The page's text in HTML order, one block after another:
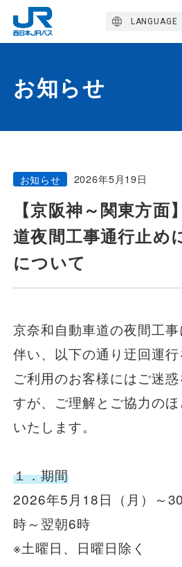
LANGUAGE
トップページ
西バスの魅力
高速バス
定期観光バス
おトクなきっぷ特集
一般路線バス
貸切バス
関連事業
お知らせ
お問い合わせ・Q&A
お知らせ
お知らせ 2026年5月19日
【京阪神～関東方面
道夜間工事通行止め
について
京奈和自動車道の夜間工
伴い、以下の通り迂回運行
ご利用のお客様にはご迷
すが、ご理解とご協力の
いたします。
１．期間
2026年5月18日（月）～
時～翌朝6時
※土曜日、日曜日除く